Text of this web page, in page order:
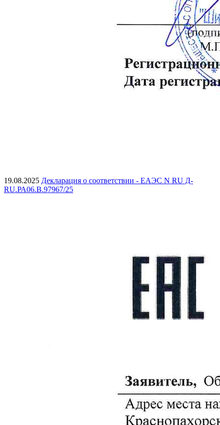
19.08.2025 Декларация о соответствии - ЕАЭС N RU Д-
RU.РА06.В.97967/25